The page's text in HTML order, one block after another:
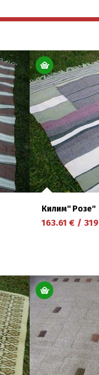
Килим'' Розе''
163.61 € /
научете повече